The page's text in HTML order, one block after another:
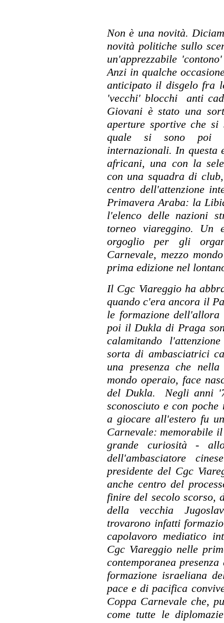
Non è una novità.
novità politiche sullo
un'apprezzabile
Anzi in qualche
anticipato il disgelo fra
'vecchi' blocchi anti
Giovani è stato una
aperture sportive che
quale si sono poi
internazionali. In questa
africani, una con la
con una squadra di
centro dell'attenzione
Primavera Araba: la
l'elenco delle nazioni
torneo viareggino. Un
orgoglio per gli
Carnevale, mezzo
prima edizione nel
Il Cgc Viareggio ha
quando c'era ancora il
le formazione dell'allora
poi il Dukla di Praga
calamitando
sorta di ambasciatrici
una presenza che
mondo operaio, face
del Dukla. Negli anni
sconosciuto e con
a giocare all'estero fu
Carnevale: memorabile
grande curiosità -
dell'ambasciatore
presidente del Cgc
anche centro del
finire del secolo scorso,
della vecchia
trovarono infatti
capolavoro mediatico
Cgc Viareggio nelle
contemporanea
formazione israeliana
pace e di pacifica
Coppa Carnevale che,
come tutte le